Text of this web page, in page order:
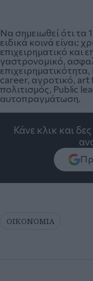
Να σημειωθεί ότι
ειδικά κοινά είναι:
επιχειρηματικό και
γαστρονομικό,
career, αγροτικό, art
πολιτισμός, Public
αυτοπραγμάτωση.
Κάνε κλικ και
ΟΙΚΟΝΟΜΙΑ